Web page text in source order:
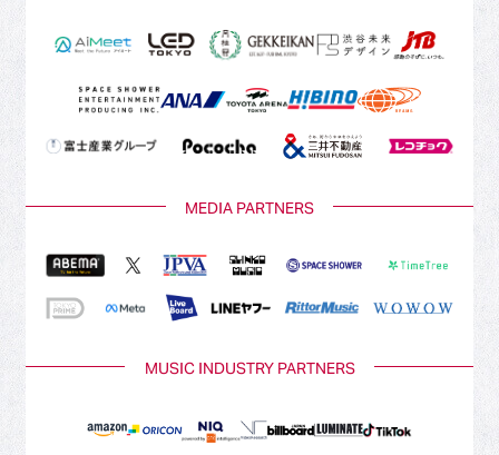
MEDIA PARTNERS
MUSIC INDUSTRY PARTNERS